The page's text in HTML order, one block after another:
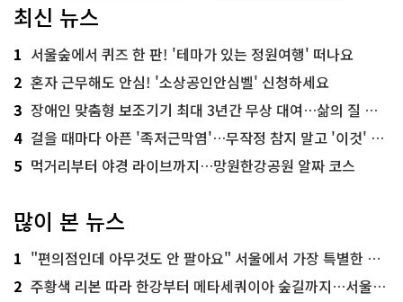
최신 뉴스
1 서울숲에서 퀴즈 한 판! '테마가 있는 정원여행' 떠나요
2 혼자 근무해도 안심! '소상공인안심벨' 신청하세요
3 장애인 맞춤형 보조기기 최대 3년간 무상 대여…삶의 질 높인다
4 걸을 때마다 아픈 '족저근막염'…무작정 참지 말고 '이것' 해보세요!
5 먹거리부터 야경 라이브까지…망원한강공원 알짜 코스
많이 본 뉴스
1 "편의점인데 아무것도 안 팔아요" 서울에서 가장 특별한 편의점의 정체
2 주황색 리본 따라 한강부터 메타세쿼이아 숲길까지…서울둘레길 15코스